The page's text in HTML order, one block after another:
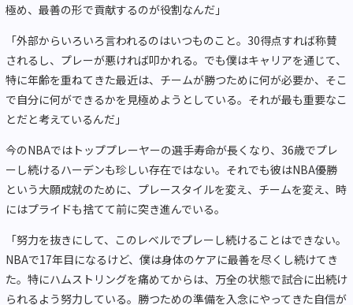
極め、最善の形で貢献するのが役割なんだ」
「外部からいろいろ言われるのはいつものこと。30得点すれば称賛
されるし、プレーが悪ければ叩かれる。でも僕はキャリアを通じて、
特に年齢を重ねてきた最近は、チームが勝つために何が必要か、そこ
で自分に何ができるかを見極めようとしている。それが最も重要なこ
とだと考えているんだ」
今のNBAではトッププレーヤーの選手寿命が長くなり、36歳でプレ
ーし続けるハーデンも珍しい存在ではない。それでも彼はNBA優勝
という大願成就のために、プレースタイルを変え、チームを変え、時
にはプライドも捨てて前に突き進んでいる。
「努力を抜きにして、このレベルでプレーし続けることはできない。
NBAで17年目になるけど、僕は身体のケアに最善を尽くし続けてき
た。特にハムストリングを痛めてからは、万全の状態で試合に出続け
られるよう努力している。勝つための準備を入念にやってきた自信が